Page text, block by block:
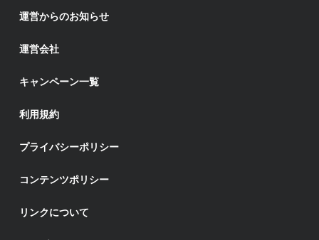
運営からのお知らせ
運営会社
キャンペーン一覧
利用規約
プライバシーポリシー
コンテンツポリシー
リンクについて